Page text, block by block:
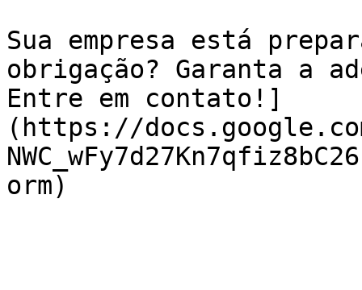
Sua empresa está
obrigação? Garanta a
Entre em contato!]
(https://
orm)